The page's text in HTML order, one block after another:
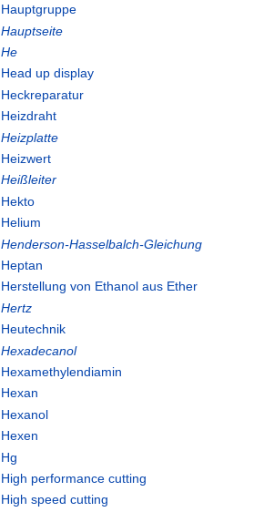
Hauptgruppe
Hauptseite
He
Head up display
Heckreparatur
Heizdraht
Heizplatte
Heizwert
Heißleiter
Hekto
Helium
Henderson-Hasselbalch-Gleichung
Heptan
Herstellung von Ethanol aus Ether
Hertz
Heutechnik
Hexadecanol
Hexamethylendiamin
Hexan
Hexanol
Hexen
Hg
High performance cutting
High speed cutting